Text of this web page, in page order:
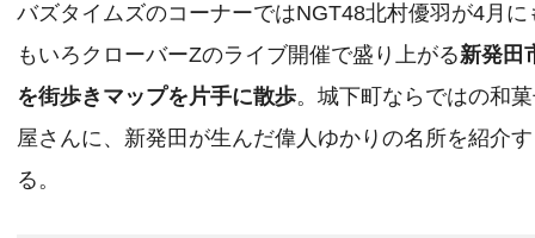
バズタイムズのコーナーではNGT48北村優羽が4月に
もいろクローバーZのライブ開催で盛り上がる新発田
を街歩きマップを片手に散歩。城下町ならではの和
屋さんに、新発田が生んだ偉人ゆかりの名所を紹介す
る。